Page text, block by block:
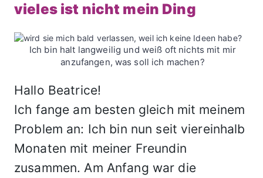
vieles ist nicht mein Ding
Ich bin halt langweilig und weiß oft nichts mit mir
anzufangen, was soll ich machen?
Hallo Beatrice!
Ich fange am besten gleich mit meinem
Problem an: Ich bin nun seit viereinhalb
Monaten mit meiner Freundin
zusammen. Am Anfang war die